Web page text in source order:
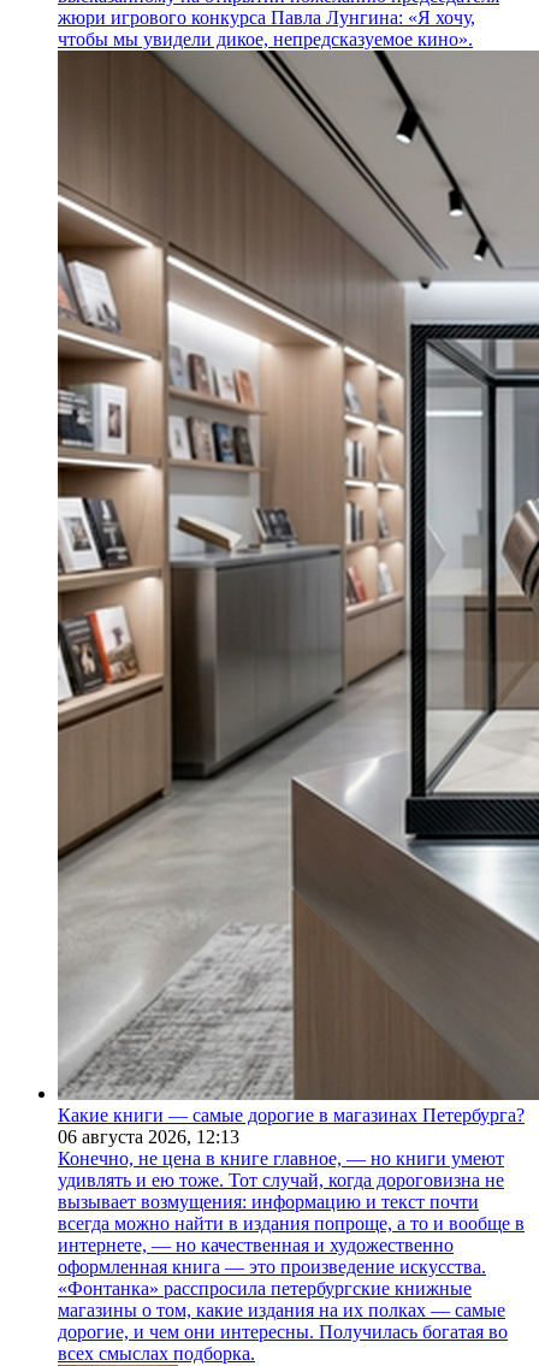
жюри игрового конкурса Павла Лунгина: «Я хочу,
чтобы мы увидели дикое, непредсказуемое кино».
Какие книги — самые дорогие в магазинах Петербурга?
06 августа 2026, 12:13
Конечно, не цена в книге главное, — но книги умеют
удивлять и ею тоже. Тот случай, когда дороговизна не
вызывает возмущения: информацию и текст почти
всегда можно найти в издания попроще, а то и вообще в
интернете, — но качественная и художественно
оформленная книга — это произведение искусства.
«Фонтанка» расспросила петербургские книжные
магазины о том, какие издания на их полках — самые
дорогие, и чем они интересны. Получилась богатая во
всех смыслах подборка.